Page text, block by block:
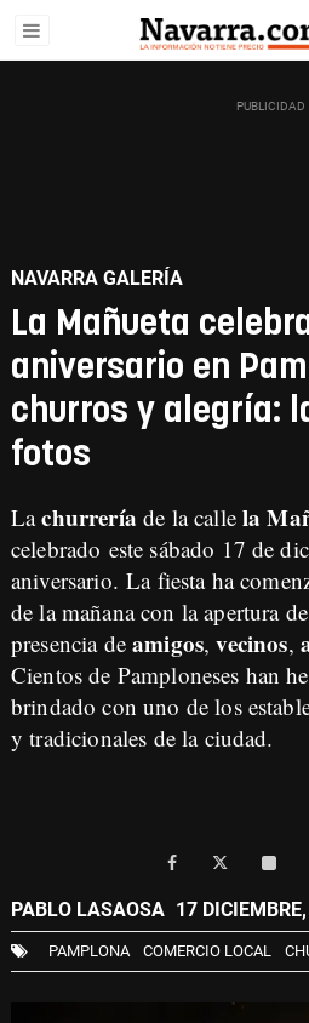
NAVARRA GALERÍA
La Mañueta
aniversario en
churros y alegría:
fotos
Lachurreríade la callela
celebrado este sábado 17 de
aniversario. La fiesta ha
de la mañana con la apertura
presencia deamigos,vecinos,
Cientos de Pamploneses han
brindado con uno de los
y tradicionales de la ciudad.
PABLO LASAOSA 17
PAMPLONA COMERCIO LOCAL